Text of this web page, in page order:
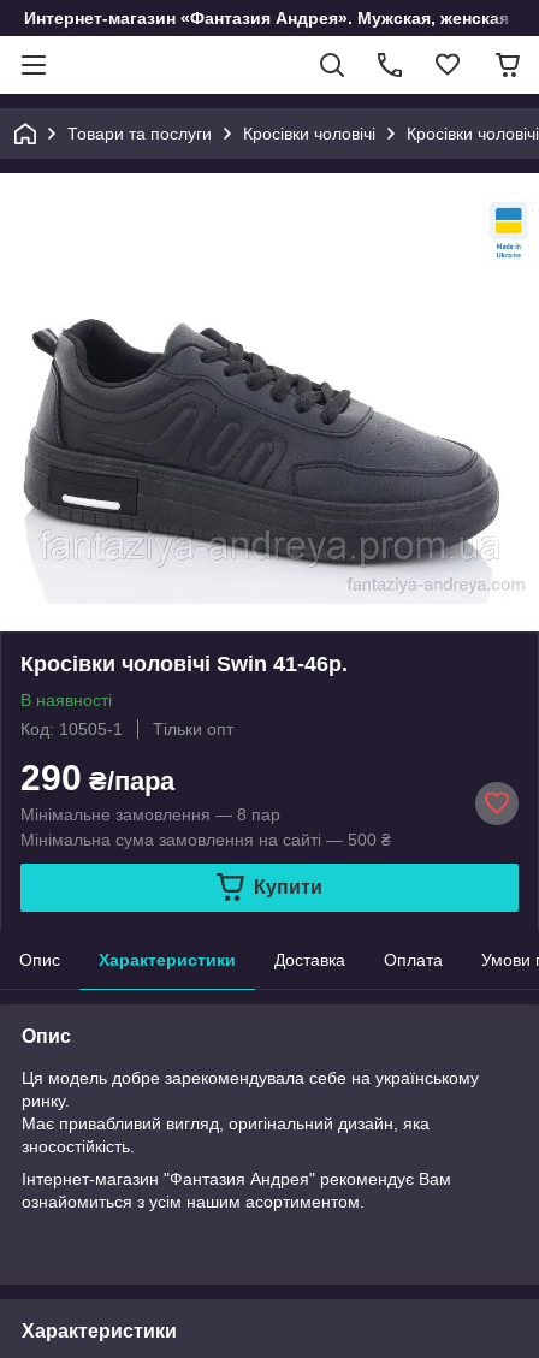
Интернет-магазин «Фантазия Андрея». Мужская, женская и
Товари та послуги Кросівки чоловічі Кросівки
Кросівки чоловічі Swin 41-46р.
В наявності
Код: 10505-1
Тільки опт
290 ₴/пара
Мінімальне замовлення — 8 пар
Мінімальна сума замовлення на сайті — 500 ₴
Купити
Опис Характеристики Доставка Оплата Умови
Опис
Ця модель добре зарекомендувала себе на українському
ринку.
Має привабливий вигляд, оригінальний дизайн, яка
зносостійкість.
Інтернет-магазин "Фантазия Андрея" рекомендує Вам
ознайомиться з усім нашим асортиментом.
Характеристики